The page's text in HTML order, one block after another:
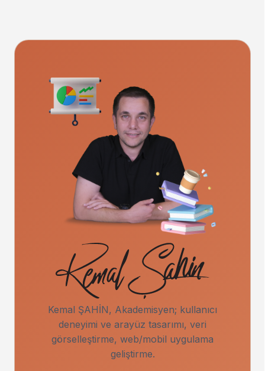
Kemal ŞAHİN, Akademisyen; kullanıcı
deneyimi ve arayüz tasarımı, veri
görselleştirme, web/mobil uygulama
geliştirme.